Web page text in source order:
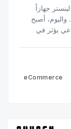
جهازاً
أصبح
يؤثر في
eCommerce